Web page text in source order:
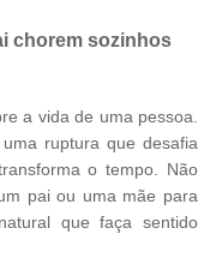
chorem sozinhos
a vida de uma pessoa.
ruptura que desafia
o tempo. Não
pai ou uma mãe para
que faça sentido